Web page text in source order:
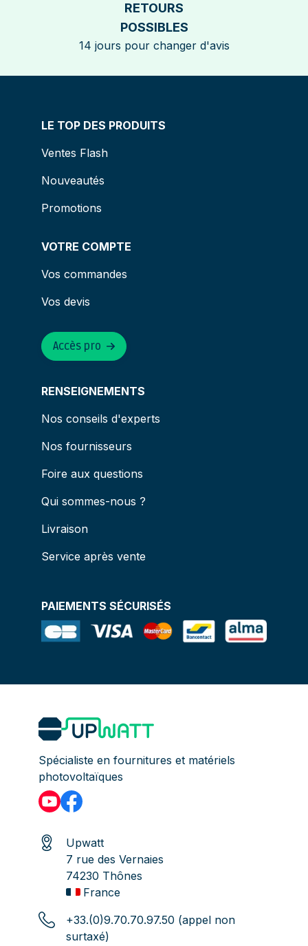
RETOURS
POSSIBLES
14 jours pour changer d'avis
LE TOP DES PRODUITS
Ventes Flash
Nouveautés
Promotions
VOTRE COMPTE
Vos commandes
Vos devis
RENSEIGNEMENTS
Nos conseils d'experts
Nos fournisseurs
Foire aux questions
Qui sommes-nous ?
Livraison
Service après vente
Accès pro
PAIEMENTS SÉCURISÉS
Spécialiste en fournitures et matériels
photovoltaïques
Upwatt
7 rue des Vernaies
74230 Thônes
France
+33.(0)9.70.70.97.50 (appel non
surtaxé)